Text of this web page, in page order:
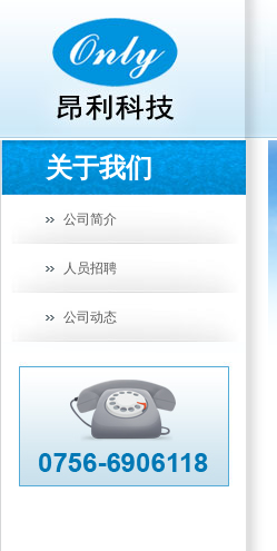
关于我们
公司简介
人员招聘
公司动态